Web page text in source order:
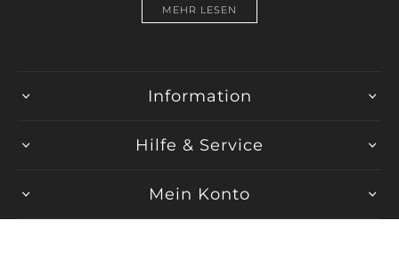
MEHR LESEN
Information
Hilfe & Service
Mein Konto